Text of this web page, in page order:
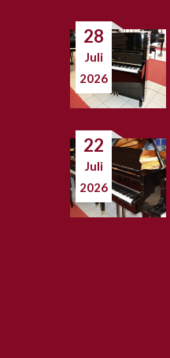
28
Juli
2026
22
Juli
2026